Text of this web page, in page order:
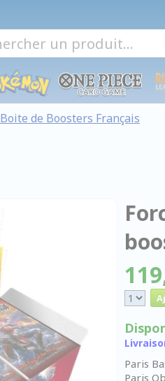
Boite de Boosters Français
Paris
Paris